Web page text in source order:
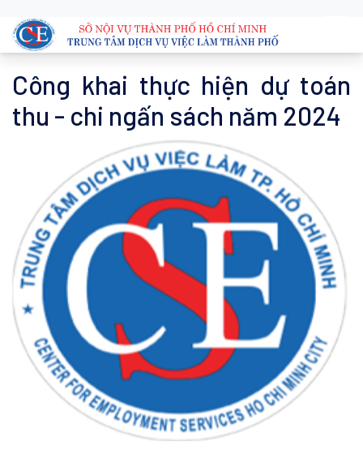
Công khai thực hiện dự toán
thu - chi ngấn sách năm 2024